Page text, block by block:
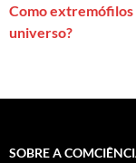
Como extremófilos
universo?
SOBRE A